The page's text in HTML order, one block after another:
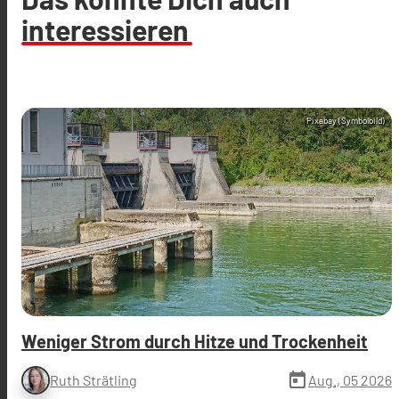
interessieren
Pixabay (Symbolbild)
Weniger Strom durch Hitze und Trockenheit
Ruth Strätling today Aug., 05 2026